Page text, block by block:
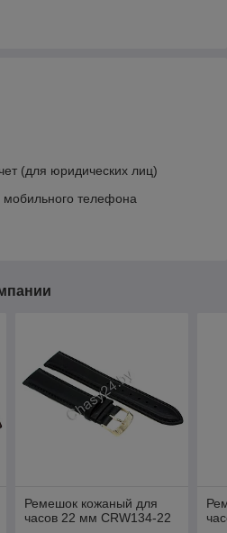
(для юридических лиц)
мобильного телефона
Ремешок кожаный для
часов 22 мм CRW134-22